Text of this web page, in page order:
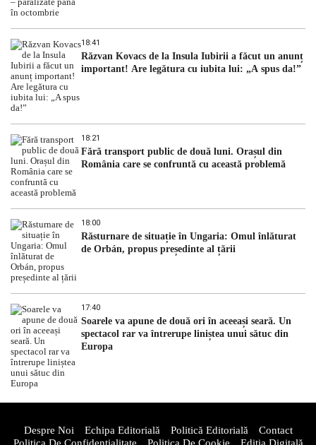
18:41
Răzvan Kovacs de la Insula Iubirii a făcut un anunț
important! Are legătura cu iubita lui: „A spus da!”
18:21
Fără transport public de două luni. Orașul din
România care se confruntă cu această problemă
18:00
Răsturnare de situație în Ungaria: Omul înlăturat
de Orbán, propus președinte al țării
17:40
Soarele va apune de două ori în aceeași seară. Un
spectacol rar va întrerupe liniștea unui sătuc din
Europa
Despre Noi Echipa Editorială Politică Editorială
Contact